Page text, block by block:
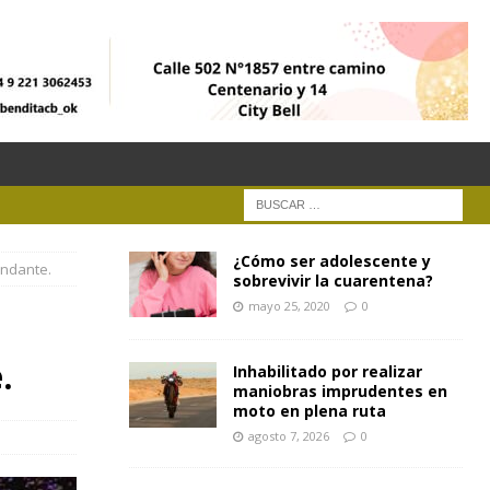
¿Cómo ser adolescente y
sobrevivir la cuarentena?
mayo 25, 2020 0
Inhabilitado por realizar
maniobras imprudentes en
moto en plena ruta
agosto 7, 2026 0